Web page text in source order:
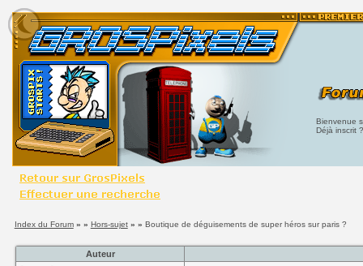
Bienvenue
Déjà inscrit
Index du Forum» » Hors-sujet» » Boutique de déguisements de super héros sur paris ?
Auteur